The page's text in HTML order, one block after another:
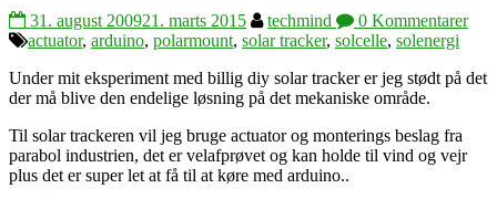
31. august 200921. marts 2015 techmind
0 Kommentarer
actuator, arduino, polarmount, solar tracker, solcelle, solenergi
Under mit eksperiment med billig diy solar tracker er jeg stødt på det
der må blive den endelige løsning på det mekaniske område.
Til solar trackeren vil jeg bruge actuator og monterings beslag fra
parabol industrien, det er velafprøvet og kan holde til vind og vejr
plus det er super let at få til at køre med arduino..